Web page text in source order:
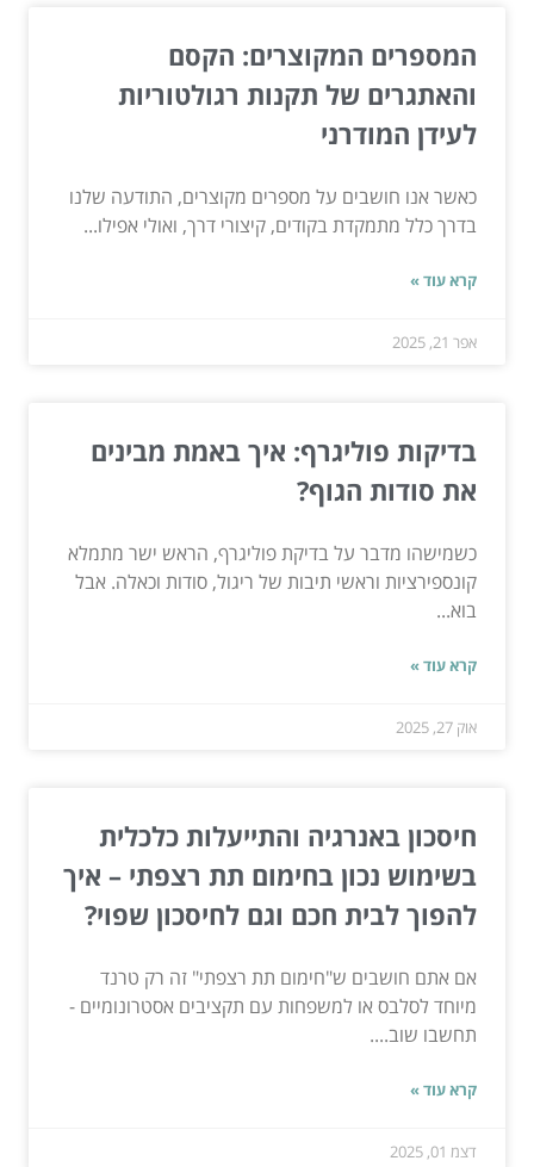
המספרים המקוצרים: הקסם
והאתגרים של תקנות רגולטוריות
לעידן המודרני
כאשר אנו חושבים על מספרים מקוצרים, התודעה שלנו
בדרך כלל מתמקדת בקודים, קיצורי דרך, ואולי אפילו...
קרא עוד »
אפר 21, 2025
בדיקות פוליגרף: איך באמת מבינים
את סודות הגוף?
כשמישהו מדבר על בדיקת פוליגרף, הראש ישר מתמלא
קונספירציות וראשי תיבות של ריגול, סודות וכאלה. אבל
בוא...
קרא עוד »
אוק 27, 2025
חיסכון באנרגיה והתייעלות כלכלית
בשימוש נכון בחימום תת רצפתי – איך
להפוך לבית חכם וגם לחיסכון שפוי?
אם אתם חושבים ש"חימום תת רצפתי" זה רק טרנד
מיוחד לסלבס או למשפחות עם תקציבים אסטרונומיים -
תחשבו שוב....
קרא עוד »
דצמ 01, 2025